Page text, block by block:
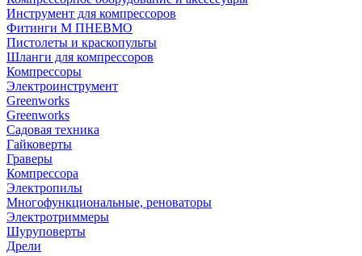
Инструмент для компрессоров
Фитинги М ПНЕВМО
Пистолеты и краскопульты
Шланги для компрессоров
Компрессоры
Электроинструмент
Greenworks
Greenworks
Садовая техника
Гайковерты
Граверы
Компрессора
Электропилы
Многофункциональные, реноваторы
Электротриммеры
Шуруповерты
Дрели